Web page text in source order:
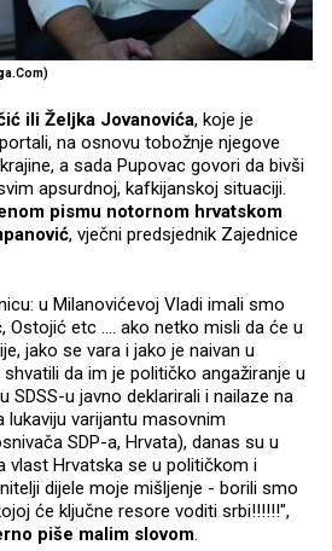
ili Željka Jovanovića, koje je
na osnovu tobožnje njegove
a sada Pupovac govori da bivši
apsurdnoj, kafkijanskoj situaciji.
pismu notornom hrvatskom
, vječni predsjednik Zajednice
u Milanovićevoj Vladi imali smo
etc .... ako netko misli da će u
jako se vara i jako je naivan u
da im je političko angažiranje u
u javno deklarirali i nailaze na
varijantu masovnim
SDP-a, Hrvata), danas su u
vlast Hrvatska se u političkom i
dijele moje mišljenje - borili smo
će ključne resore voditi srbi!!!!!!",
piše malim slovom.